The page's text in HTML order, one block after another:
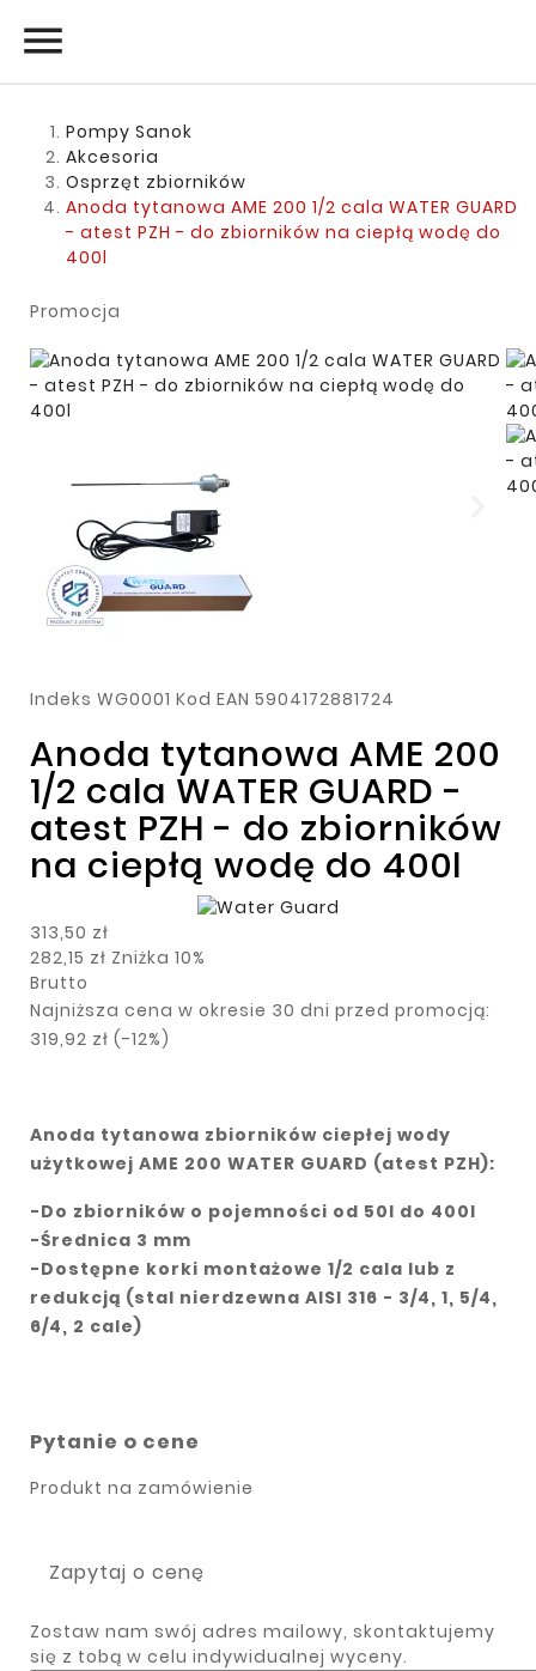

Pompy Sanok
Akcesoria
Osprzęt zbiorników
Anoda tytanowa AME 200 1/2 cala WATER GUARD
- atest PZH - do zbiorników na ciepłą wodę do
400l
Promocja
Indeks WG0001 Kod EAN 5904172881724
Anoda tytanowa AME 200
1/2 cala WATER GUARD -
atest PZH - do zbiorników
na ciepłą wodę do 400l
313,50 zł
282,15 zł Zniżka 10%
Brutto
Najniższa cena w okresie 30 dni przed promocją:
319,92 zł (-12%)
Anoda tytanowa zbiorników ciepłej wody
użytkowej AME 200 WATER GUARD (atest PZH):
-Do zbiorników o pojemności od 50l do 400l
-Średnica 3 mm
-Dostępne korki montażowe 1/2 cala lub z
redukcją (stal nierdzewna AISI 316 - 3/4, 1, 5/4,
6/4, 2 cale)
Pytanie o cene
Produkt na zamówienie
Zapytaj o cenę
Zostaw nam swój adres mailowy, skontaktujemy
się z tobą w celu indywidualnej wyceny.